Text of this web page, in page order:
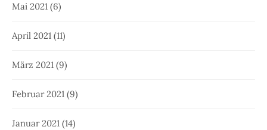
Mai 2021 (6)
April 2021 (11)
März 2021 (9)
Februar 2021 (9)
Januar 2021 (14)